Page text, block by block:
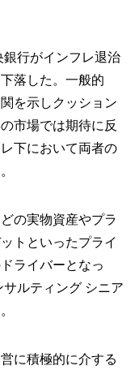
行がインフレ退治
落した。一般的
を示しクッション
市場では期待に反
下において両者の
の実物資産やプラ
トといったプライ
ライバーとなっ
ルティング シニア
に積極的に介する